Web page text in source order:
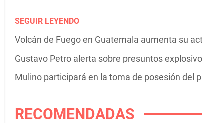
SEGUIR LEYENDO
Volcán de Fuego en Guatemala aumenta su
Gustavo Petro alerta sobre presuntos
Mulino participará en la toma de posesión del
RECOMENDADAS